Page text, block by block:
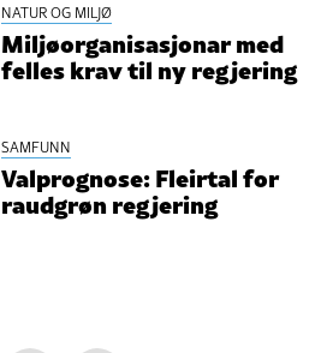
NATUR OG MILJØ
Miljøorganisasjonar med
felles krav til ny regjering
SAMFUNN
Valprognose: Fleirtal for
raudgrøn regjering